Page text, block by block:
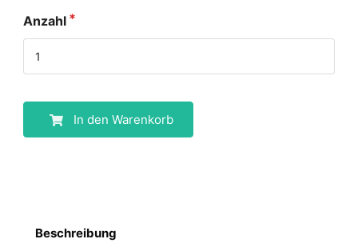
Anzahl
In den Warenkorb
Beschreibung